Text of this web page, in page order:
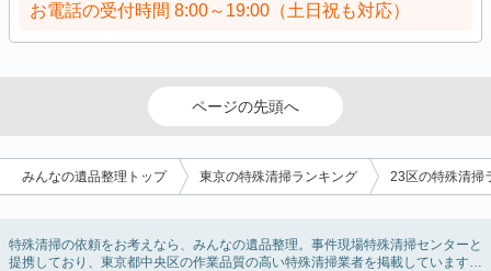
お電話の受付時間 8:00～19:00（土日祝も対応）
ページの先頭へ
みんなの遺品整理トップ 東京の特殊清掃ランキング 23区の特殊清掃
特殊清掃の依頼をお考えなら、みんなの遺品整理。事件現場特殊清掃センターと
提携しており、東京都中央区の作業品質の高い特殊清掃業者を掲載しています。